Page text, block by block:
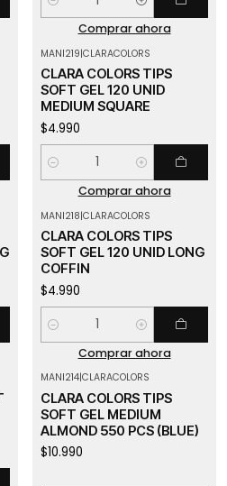
Cantidad
Comprar ahora
MANI219|CLARACOLORS
CLARA COLORS TIPS
SOFT GEL 120 UNID
MEDIUM SQUARE
$4.990
Cantidad
Comprar ahora
MANI218|CLARACOLORS
CLARA COLORS TIPS
SOFT GEL 120 UNID LONG
COFFIN
$4.990
Cantidad
Comprar ahora
MANI214|CLARACOLORS
CLARA COLORS TIPS
SOFT GEL MEDIUM
ALMOND 550 PCS (BLUE)
$10.990